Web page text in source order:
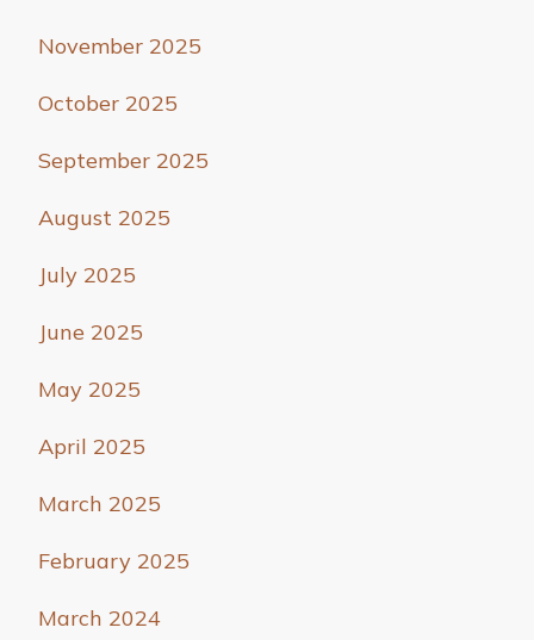
November 2025
October 2025
September 2025
August 2025
July 2025
June 2025
May 2025
April 2025
March 2025
February 2025
March 2024